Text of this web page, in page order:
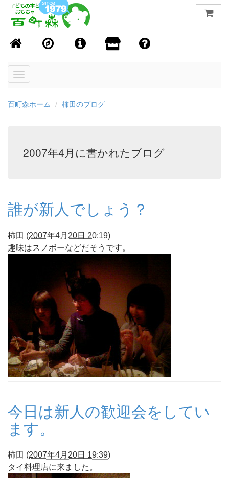
Toggle
百町森ホーム 柿田のブログ
2007年4月に書かれたブログ
誰が新人でしょう？
柿田 (2007年4月20日 20:19)
趣味はスノボーなどだそうです。
今日は新人の歓迎会をしてい
ます。
柿田 (2007年4月20日 19:39)
タイ料理店に来ました。